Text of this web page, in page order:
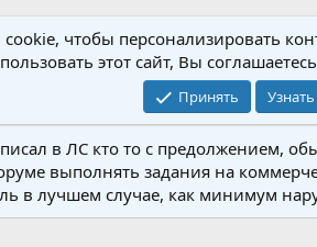
KIA\Hyundai KIA Ceed 1.6
чтобы персонализировать
этот сайт, Вы
Принять
в ЛС кто то с предолжением,
выполнять задания на
в лучшем случае, как минимум